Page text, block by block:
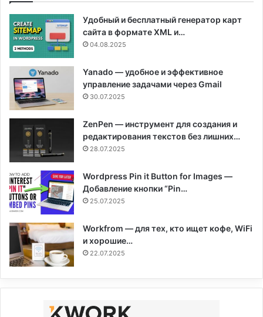
Удобный и бесплатный генератор карт
сайта в формате XML и…
04.08.2025
Yanado — удобное и эффективное
управление задачами через Gmail
30.07.2025
ZenPen — инструмент для создания и
редактирования текстов без лишних…
28.07.2025
Wordpress Pin it Button for Images —
Добавление кнопки “Pin…
25.07.2025
Workfrom — для тех, кто ищет кофе, WiFi
и хорошие…
22.07.2025